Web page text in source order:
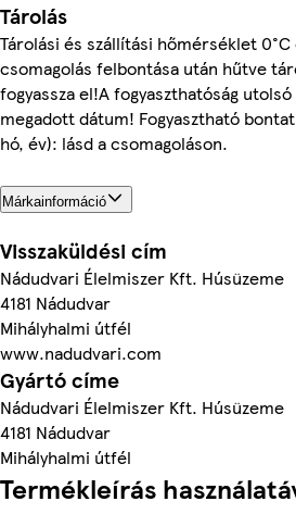
Tárolás
Tárolási és szállítási hőmérséklet 0°C
csomagolás felbontása után hűtve
fogyassza el!A fogyaszthatóság
megadott dátum! Fogyasztható
hó, év): lásd a csomagoláson.
Márkainformáció
Visszaküldési cím
Nádudvari Élelmiszer Kft. Húsüzeme
4181 Nádudvar
Mihályhalmi útfél
www.nadudvari.com
Gyártó címe
Nádudvari Élelmiszer Kft. Húsüzeme
4181 Nádudvar
Mihályhalmi útfél
Termékleírás